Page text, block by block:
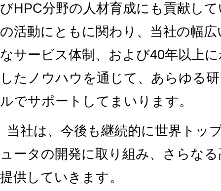
びHPC分野の人材育成にも貢献し
の活動にともに関わり、当社の幅
なサービス体制、および40年以上
したノウハウを通じて、あらゆる
ルでサポートしてまいります。
当社は、今後も継続的に世界トッ
ュータの開発に取り組み、さらな
提供していきます。